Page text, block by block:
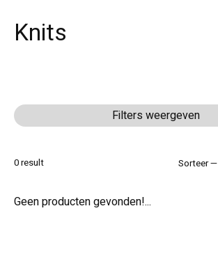
Knits
Filters weergeven
0result Sorteer —
Geen producten gevonden!...